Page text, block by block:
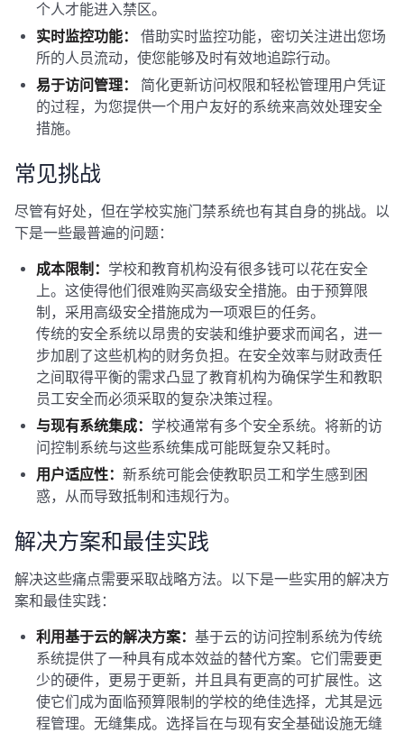
个人才能进入禁区。
实时监控功能： 借助实时监控功能，密切关注进出您场
所的人员流动，使您能够及时有效地追踪行动。
易于访问管理： 简化更新访问权限和轻松管理用户凭证
的过程，为您提供一个用户友好的系统来高效处理安全
措施。
常见挑战
尽管有好处，但在学校实施门禁系统也有其自身的挑战。以
下是一些最普遍的问题：
成本限制： 学校和教育机构没有很多钱可以花在安全
上。这使得他们很难购买高级安全措施。由于预算限
制，采用高级安全措施成为一项艰巨的任务。
传统的安全系统以昂贵的安装和维护要求而闻名，进一
步加剧了这些机构的财务负担。在安全效率与财政责任
之间取得平衡的需求凸显了教育机构为确保学生和教职
员工安全而必须采取的复杂决策过程。
与现有系统集成： 学校通常有多个安全系统。将新的访
问控制系统与这些系统集成可能既复杂又耗时。
用户适应性： 新系统可能会使教职员工和学生感到困
惑，从而导致抵制和违规行为。
解决方案和最佳实践
解决这些痛点需要采取战略方法。以下是一些实用的解决方
案和最佳实践：
利用基于云的解决方案： 基于云的访问控制系统为传统
系统提供了一种具有成本效益的替代方案。它们需要更
少的硬件，更易于更新，并且具有更高的可扩展性。这
使它们成为面临预算限制的学校的绝佳选择，尤其是远
程管理。无缝集成。选择旨在与现有安全基础设施无缝